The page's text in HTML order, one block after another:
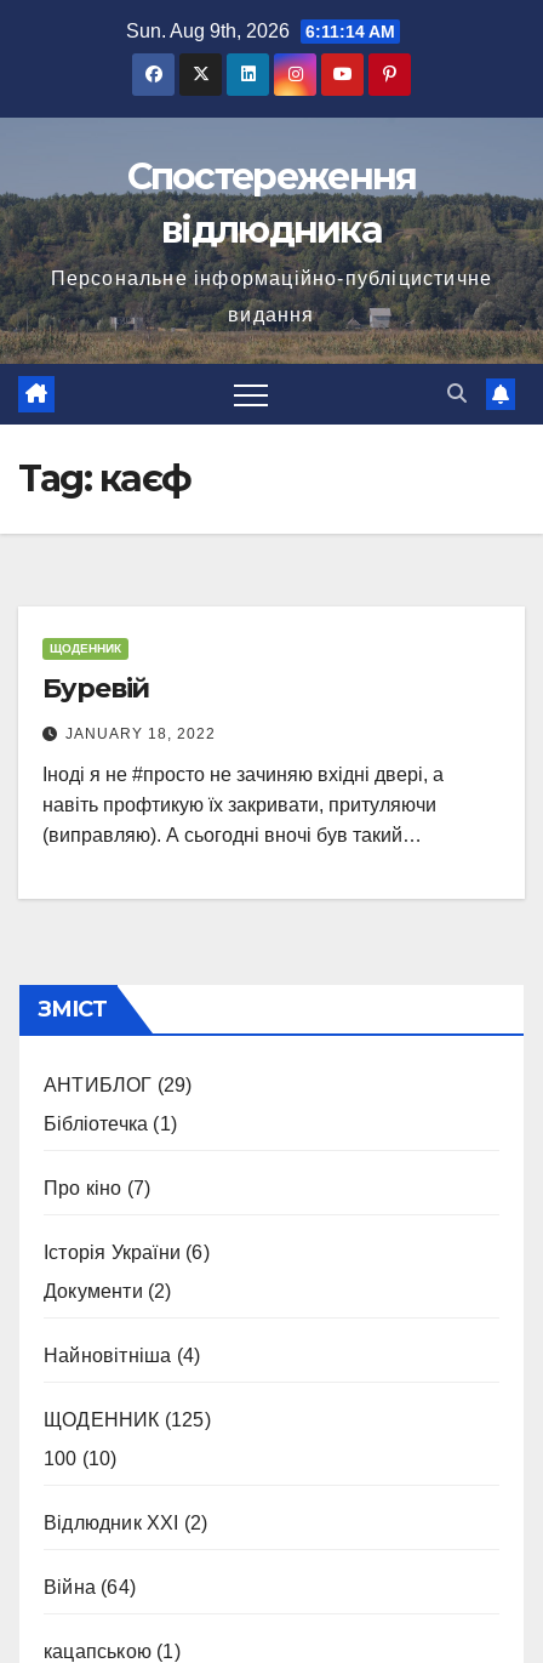
Sun. Aug 9th, 2026 6:11:14 AM
Спостереження
відлюдника
Персональне інформаційно-публіцистичне
видання
Tag: каєф
ЩОДЕННИК
Буревій
JANUARY 18, 2022
Іноді я не #просто не зачиняю вхідні двері, а
навіть профтикую їх закривати, притуляючи
(виправляю). А сьогодні вночі був такий…
ЗМІСТ
АНТИБЛОГ (29)
Бібліотечка (1)
Про кіно (7)
Історія України (6)
Документи (2)
Найновітніша (4)
ЩОДЕННИК (125)
100 (10)
Відлюдник XXI (2)
Війна (64)
кацапською (1)